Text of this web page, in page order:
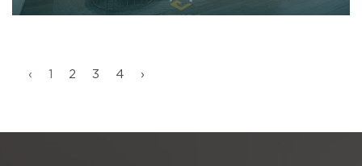
‹ 1 2 3 4 ›